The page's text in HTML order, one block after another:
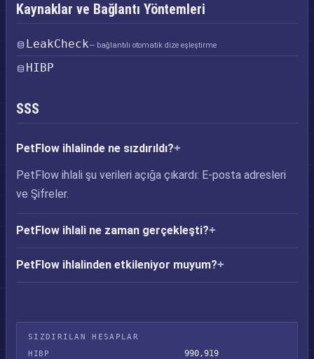
Kaynaklar ve Bağlantı Yöntemleri
LeakCheck— bağlantılı otomatik dize eşleştirme
HIBP
SSS
PetFlow ihlalinde ne sızdırıldı?
PetFlow ihlali şu verileri açığa çıkardı: E-posta adresleri
ve Şifreler.
PetFlow ihlali ne zaman gerçekleşti?
PetFlow ihlalinden etkileniyor muyum?
SIZDIRILAN HESAPLAR
HIBP
990,919